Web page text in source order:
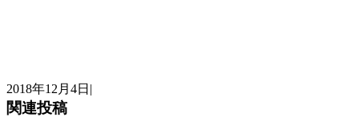
2018年12月4日 |
関連投稿